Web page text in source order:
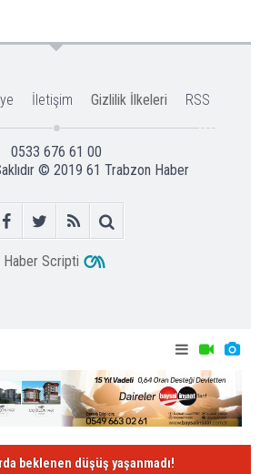
İletişim Gizlilik İlkeleri RSS
0533 676 61 00
© 2019 61 Trabzon Haber
Haber Scripti
doğru!